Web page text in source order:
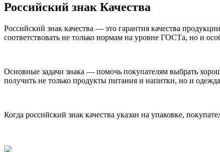
Российский знак Качества
Российский знак качества — это гарантия качества
соответствовать не только нормам на уровне ГОСТа, но и
Основные задачи знака — помочь покупателям выбрать
получить не только продукты питания и напитки, но и
Когда российский знак качества указан на упаковке,